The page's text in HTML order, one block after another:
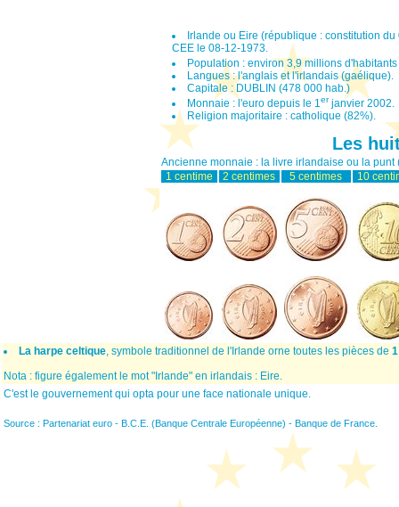
Irlande ou Eire (république : constitution
CEE le 08-12-1973.
Population : environ 3,9 millions
Langues : l'anglais et l'irlandais (gaélique).
Capitale : DUBLIN (478 000 hab.)
Monnaie : l'euro depuis le 1er janvier 2002.
Religion majoritaire : catholique (82%).
Les
Ancienne monnaie : la livre irlandaise ou la punt
1 centime
2 centimes 5 centimes 10
La harpe celtique, symbole traditionnel de l'Irlande orne toutes les pièces de
Nota : figure également le mot "Irlande" en irlandais : Eire.
C'est le gouvernement qui opta pour une face nationale unique.
Source : Partenariat euro - B.C.E. (Banque Centrale Européenne) - Banque de France.